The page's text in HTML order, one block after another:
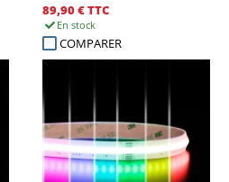
89,90 €TTC
En stock
COMPARER